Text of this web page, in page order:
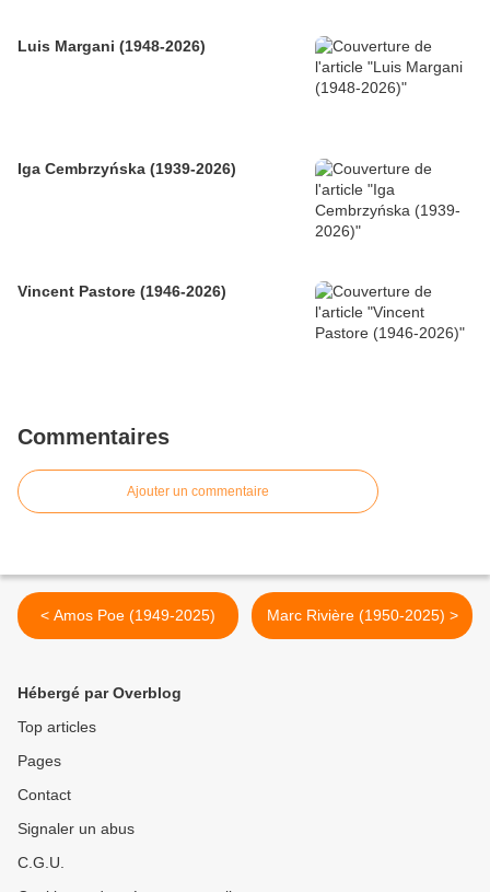
Luis Margani (1948-2026)
Iga Cembrzyńska (1939-2026)
Vincent Pastore (1946-2026)
Commentaires
Ajouter un commentaire
< Amos Poe (1949-2025) Marc Rivière (1950-2025) >
Hébergé par Overblog
Top articles
Pages
Contact
Signaler un abus
C.G.U.